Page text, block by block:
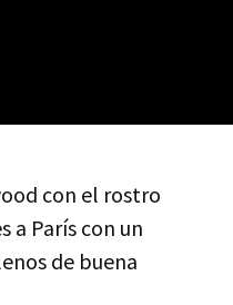
con el rostro
a París con un
de buena